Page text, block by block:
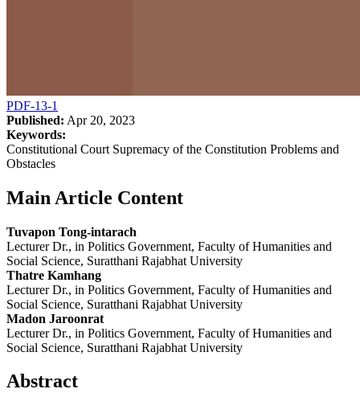
PDF-13-1
Published: Apr 20, 2023
Keywords:
Constitutional Court Supremacy of the Constitution Problems and
Obstacles
Main Article Content
Tuvapon Tong-intarach
Lecturer Dr., in Politics Government, Faculty of Humanities and
Social Science, Suratthani Rajabhat University
Thatre Kamhang
Lecturer Dr., in Politics Government, Faculty of Humanities and
Social Science, Suratthani Rajabhat University
Madon Jaroonrat
Lecturer Dr., in Politics Government, Faculty of Humanities and
Social Science, Suratthani Rajabhat University
Abstract